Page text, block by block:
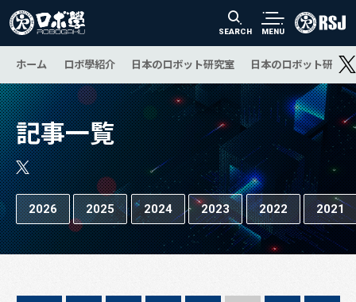
SEARCH MENU
ホーム ロボ學紹介 日本のロボット研究室 日本のロボット研究
記事一覧
2026 2025 2024 2023 2022 2021